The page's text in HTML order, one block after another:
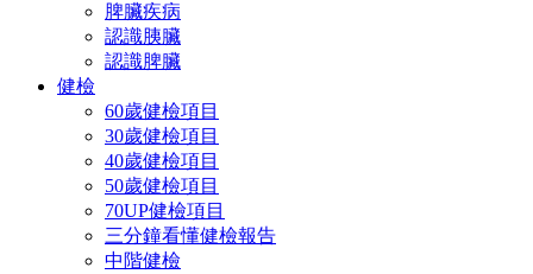
脾臟疾病
認識胰臟
認識脾臟
健檢
60歲健檢項目
30歲健檢項目
40歲健檢項目
50歲健檢項目
70UP健檢項目
三分鐘看懂健檢報告
中階健檢